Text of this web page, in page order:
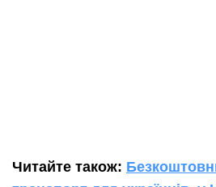
Читайте також: